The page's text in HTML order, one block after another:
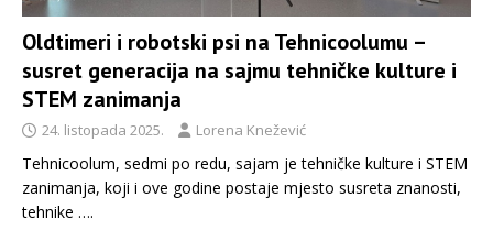
Oldtimeri i robotski psi na Tehnicoolumu –
susret generacija na sajmu tehničke kulture i
STEM zanimanja
24. listopada 2025. Lorena Knežević
Tehnicoolum, sedmi po redu, sajam je tehničke kulture i STEM
zanimanja, koji i ove godine postaje mjesto susreta znanosti,
tehnike ….